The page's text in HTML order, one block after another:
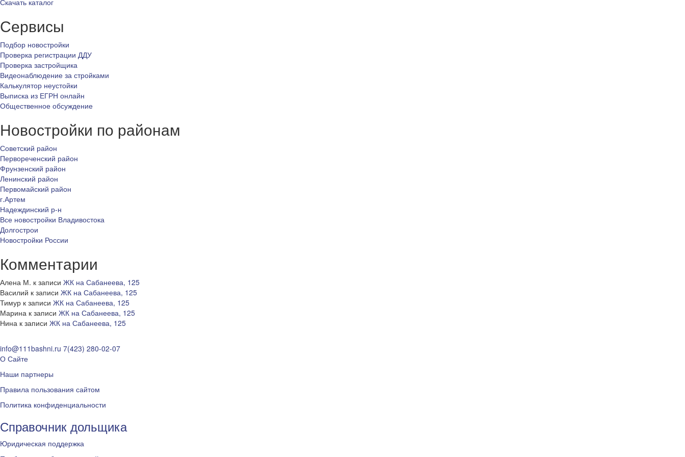
Скачать каталог
Сервисы
Подбор новостройки
Проверка регистрации ДДУ
Проверка застройщика
Видеонаблюдение за стройками
Калькулятор неустойки
Выписка из ЕГРН онлайн
Общественное обсуждение
Новостройки по районам
Советский район
Первореченский район
Фрунзенский район
Ленинский район
Первомайский район
г.Артем
Надеждинский р-н
Все новостройки Владивостока
Долгострои
Новостройки России
Комментарии
Алена М. к записи ЖК на Сабанеева, 125
Василий к записи ЖК на Сабанеева, 125
Тимур к записи ЖК на Сабанеева, 125
Марина к записи ЖК на Сабанеева, 125
Нина к записи ЖК на Сабанеева, 125
info@111bashni.ru 7(423) 280-02-07
О Сайте
Наши партнеры
Правила пользования сайтом
Политика конфиденциальности
Справочник дольщика
Юридическая поддержка